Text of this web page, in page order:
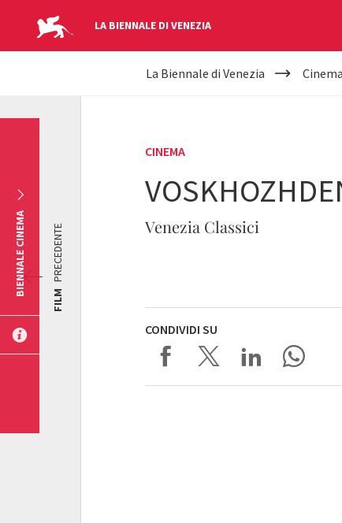
LA BIENNALE DI VENEZIA
YOUR
La Biennale di Venezia
CINEMA
Venezia Classici
CONDIVIDI SU
FILM
PRECEDENTE
BIENNALE CINEMA